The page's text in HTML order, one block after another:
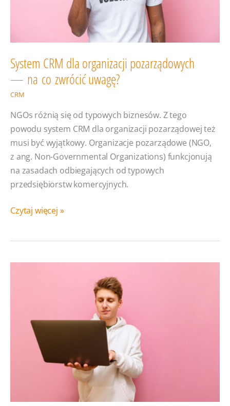
System CRM dla organizacji pozarządowych
— na co zwrócić uwagę?
CRM
NGOs różnią się od typowych biznesów. Z tego
powodu system CRM dla organizacji pozarządowej też
musi być wyjątkowy. Organizacje pozarządowe (NGO,
z ang. Non-Governmental Organizations) funkcjonują
na zasadach odbiegających od typowych
przedsiębiorstw komercyjnych.
System
pozarządowych
Czytaj więcej »